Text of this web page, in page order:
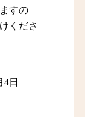
すの
くださ
4日